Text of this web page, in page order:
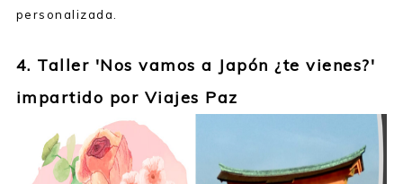
personalizada.
4. Taller 'Nos vamos a Japón ¿te vienes?'
impartido por Viajes Paz